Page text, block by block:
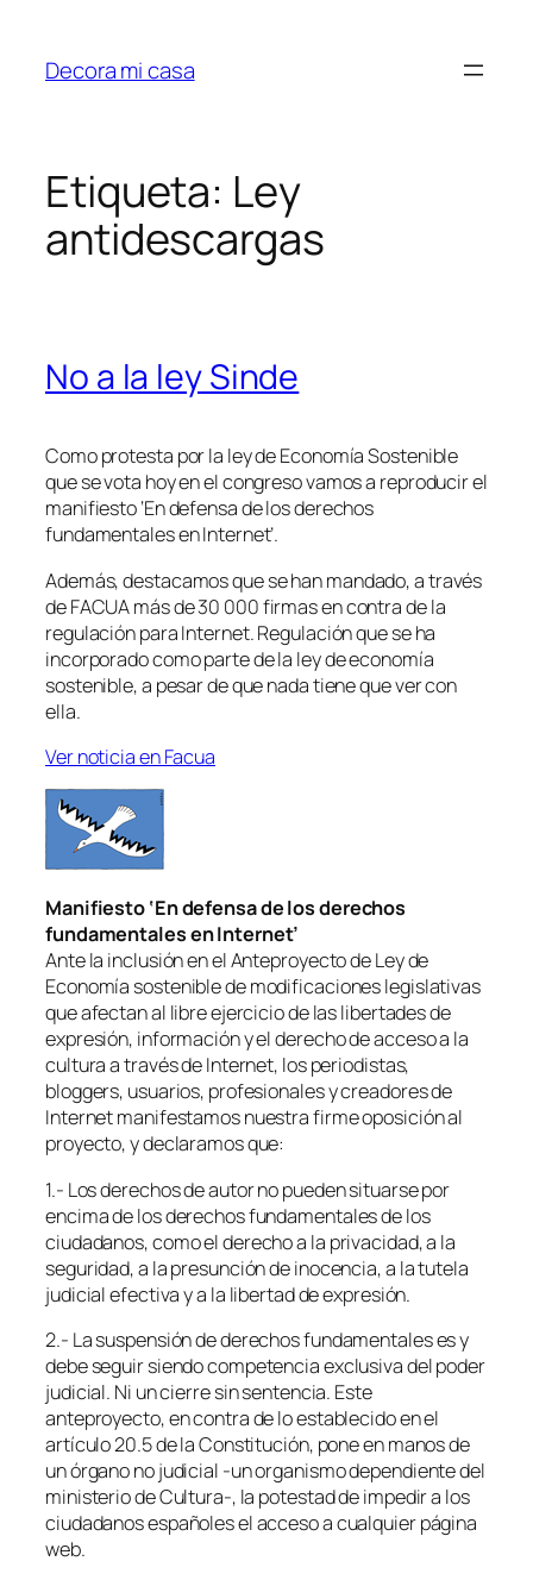
contenido
Decora mi casa
Etiqueta: Ley
antidescargas
No a la ley Sinde
Como protesta por la ley de Economía Sostenible
que se vota hoy en el congreso vamos a reproducir el
manifiesto ‘En defensa de los derechos
fundamentales en Internet’.
Además, destacamos que se han mandado, a través
de FACUA más de 30 000 firmas en contra de la
regulación para Internet. Regulación que se ha
incorporado como parte de la ley de economía
sostenible, a pesar de que nada tiene que ver con
ella.
Ver noticia en Facua
Manifiesto ‘En defensa de los derechos
fundamentales en Internet’
Ante la inclusión en el Anteproyecto de Ley de
Economía sostenible de modificaciones legislativas
que afectan al libre ejercicio de las libertades de
expresión, información y el derecho de acceso a la
cultura a través de Internet, los periodistas,
bloggers, usuarios, profesionales y creadores de
Internet manifestamos nuestra firme oposición al
proyecto, y declaramos que:
1.- Los derechos de autor no pueden situarse por
encima de los derechos fundamentales de los
ciudadanos, como el derecho a la privacidad, a la
seguridad, a la presunción de inocencia, a la tutela
judicial efectiva y a la libertad de expresión.
2.- La suspensión de derechos fundamentales es y
debe seguir siendo competencia exclusiva del poder
judicial. Ni un cierre sin sentencia. Este
anteproyecto, en contra de lo establecido en el
artículo 20.5 de la Constitución, pone en manos de
un órgano no judicial -un organismo dependiente del
ministerio de Cultura-, la potestad de impedir a los
ciudadanos españoles el acceso a cualquier página
web.